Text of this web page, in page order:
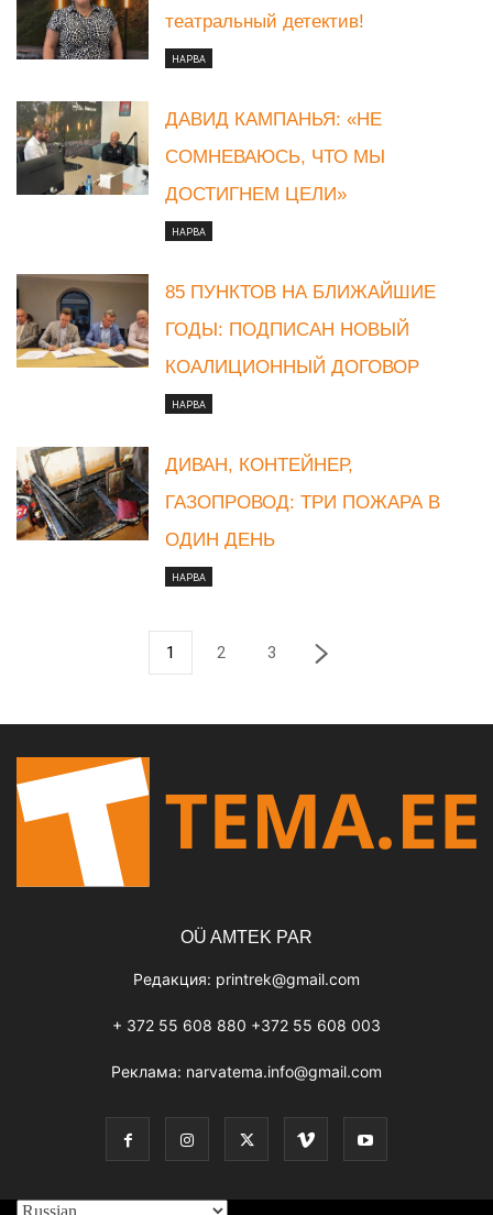
театральный детектив!
НАРВА
ДАВИД КАМПАНЬЯ: «НЕ
СОМНЕВАЮСЬ, ЧТО МЫ
ДОСТИГНЕМ ЦЕЛИ»
НАРВА
85 ПУНКТОВ НА БЛИЖАЙШИЕ
ГОДЫ: ПОДПИСАН НОВЫЙ
КОАЛИЦИОННЫЙ ДОГОВОР
НАРВА
ДИВАН, КОНТЕЙНЕР,
ГАЗОПРОВОД: ТРИ ПОЖАРА В
ОДИН ДЕНЬ
НАРВА
1 2 3
OÜ AMTEK PAR
Редакция: printrek@gmail.com
+ 372 55 608 880 +372 55 608 003
Реклама: narvatema.info@gmail.com